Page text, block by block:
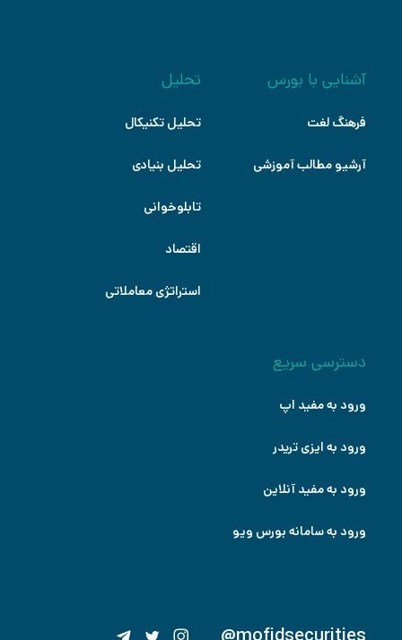
آشنایی با بورس
فرهنگ لغت
آرشیو مطالب آموزشی
تحلیل
تحلیل تکنیکال
تحلیل بنیادی
تابلوخوانی
اقتصاد
استراتژی معاملاتی
دسترسی سریع
ورود به مفید اپ
ورود به ایزی تریدر
ورود به مفید آنلاین
ورود به سامانه بورس ویو